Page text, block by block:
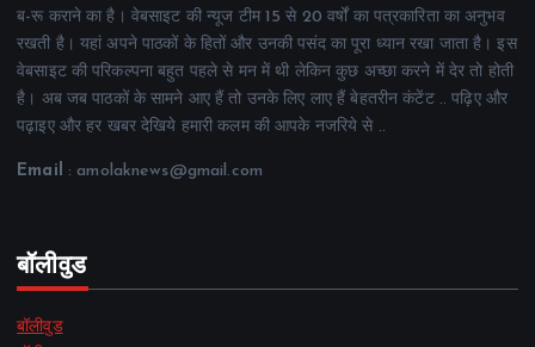
ब-रू कराने का है। वेबसाइट की न्यूज टीम 15 से 20 वर्षों का पत्रकारिता का अनुभव
रखती है। यहां अपने पाठकों के हितों और उनकी पसंद का पूरा ध्यान रखा जाता है। इस
वेबसाइट की परिकल्पना बहुत पहले से मन में थी लेकिन कुछ अच्छा करने में देर तो होती
है। अब जब पाठकों के सामने आए हैं तो उनके लिए लाए हैं बेहतरीन कंटेंट .. पढ़िए और
पढ़ाइए और हर खबर देखिये हमारी कलम की आपके नजरिये से ..
Email : amolaknews@gmail.com
बॉलीवुड
बॉलीवुड